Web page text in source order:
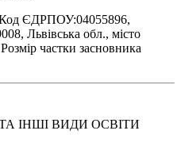
ЄДРПОУ:04055896,
Львівська обл., місто
частки засновника
ІНШІ ВИДИ ОСВІТИ